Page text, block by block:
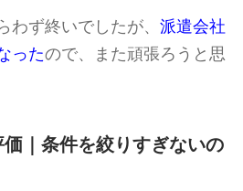
わず終いでしたが、 派遣会社
ったので、また頑張ろうと思
｜条件を絞りすぎないの